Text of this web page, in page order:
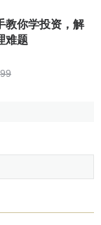
期后按票面额
。
期，但所积累
前偿还债务的
解决某些特殊问
教你学投资，解
难题